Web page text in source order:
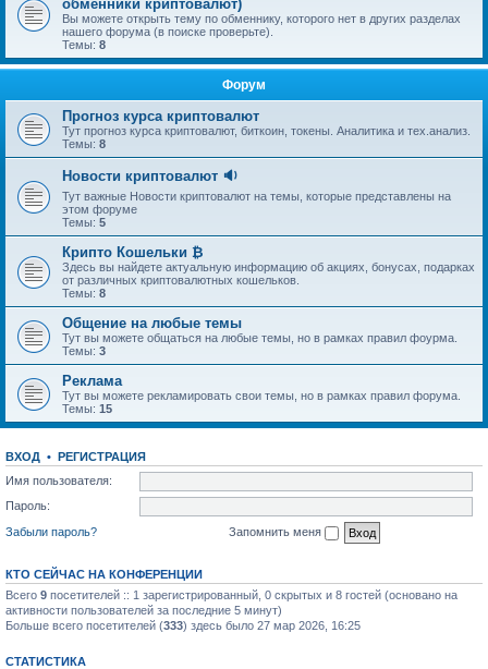
обменники криптовалют)
Вы можете открыть тему по обменнику, которого нет в других разделах
нашего форума (в поиске проверьте).
Темы: 8
Форум
Прогноз курса криптовалют
Тут прогноз курса криптовалют, биткоин, токены. Аналитика и тех.анализ.
Темы: 8
Новости криптовалют 🔉
Тут важные Новости криптовалют на темы, которые представлены на
этом форуме
Темы: 5
Крипто Кошельки ₿
Здесь вы найдете актуальную информацию об акциях, бонусах, подарках
от различных криптовалютных кошельков.
Темы: 8
Общение на любые темы
Тут вы можете общаться на любые темы, но в рамках правил фоурма.
Темы: 3
Реклама
Тут вы можете рекламировать свои темы, но в рамках правил форума.
Темы: 15
ВХОД • РЕГИСТРАЦИЯ
Имя пользователя:
Пароль:
Забыли пароль?
Запомнить меня
КТО СЕЙЧАС НА КОНФЕРЕНЦИИ
Всего 9 посетителей :: 1 зарегистрированный, 0 скрытых и 8 гостей (основано на
активности пользователей за последние 5 минут)
Больше всего посетителей (333) здесь было 27 мар 2026, 16:25
СТАТИСТИКА